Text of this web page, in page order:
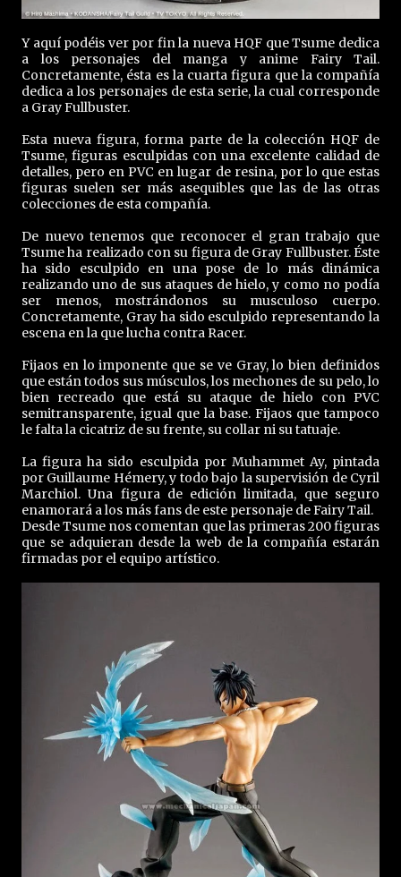
Y aquí podéis ver por fin la nueva HQF que Tsume dedica
a los personajes del manga y anime Fairy Tail.
Concretamente, ésta es la cuarta figura que la compañía
dedica a los personajes de esta serie, la cual corresponde
a Gray Fullbuster.
Esta nueva figura, forma parte de la colección HQF de
Tsume, figuras esculpidas con una excelente calidad de
detalles, pero en PVC en lugar de resina, por lo que estas
figuras suelen ser más asequibles que las de las otras
colecciones de esta compañía.
De nuevo tenemos que reconocer el gran trabajo que
Tsume ha realizado con su figura de Gray Fullbuster. Éste
ha sido esculpido en una pose de lo más dinámica
realizando uno de sus ataques de hielo, y como no podía
ser menos, mostrándonos su musculoso cuerpo.
Concretamente, Gray ha sido esculpido representando la
escena en la que lucha contra Racer.
Fijaos en lo imponente que se ve Gray, lo bien definidos
que están todos sus músculos, los mechones de su pelo, lo
bien recreado que está su ataque de hielo con PVC
semitransparente, igual que la base. Fijaos que tampoco
le falta la cicatriz de su frente, su collar ni su tatuaje.
La figura ha sido esculpida por Muhammet Ay, pintada
por Guillaume Hémery, y todo bajo la supervisión de Cyril
Marchiol. Una figura de edición limitada, que seguro
enamorará a los más fans de este personaje de Fairy Tail.
Desde Tsume nos comentan que las primeras 200 figuras
que se adquieran desde la web de la compañía estarán
firmadas por el equipo artístico.